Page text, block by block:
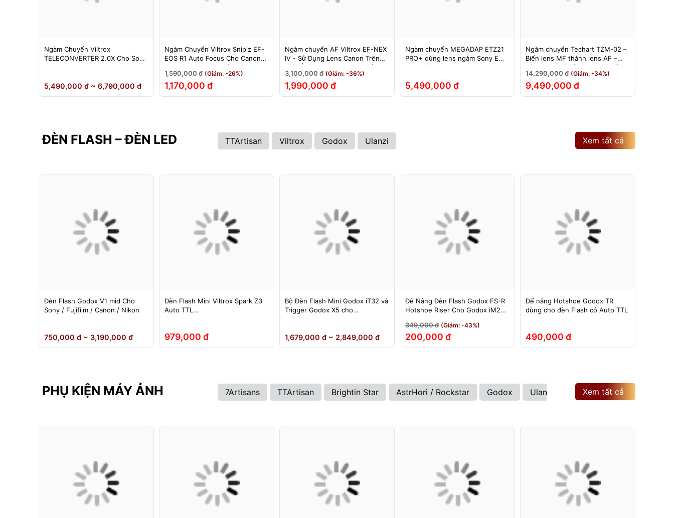
Ngàm Chuyển Viltrox
TELECONVERTER 2.0X Cho Sony
5,490,000 đ ~ 6,790,000 đ
Ngàm Chuyển Viltrox Snipiz EF-
EOS R1 Auto Focus Cho Canon
EOS R/RP/R5/R6 - Bảo Hành 12
Tháng 1 Đổi 1
1,590,000 đ (Giảm: -26%)
1,170,000 đ
Ngàm chuyển AF Viltrox EF-NEX
IV - Sử Dụng Lens Canon Trên
Máy Ảnh Sony E-Mount - Bảo
Hành 12 Tháng.
3,100,000 đ (Giảm: -36%)
1,990,000 đ
Ngàm chuyển MEGADAP ETZ21
PRO+ dùng lens ngàm Sony E
cho máy Nikon Z – Adapter
5,490,000 đ
Ngàm chuyển Techart TZM-02 –
Biến lens MF thành lens AF –
Dùng cho máy ảnh Nikon Z sử
dụng các ống kính ngàm Leica M
14,290,000 đ (Giảm: -34%)
9,490,000 đ
ĐÈN FLASH – ĐÈN LED TTArtisan Viltrox Godox Ulanzi Xem tất cả
Đèn Flash Godox V1 mid Cho
Sony / Fujifilm / Canon / Nikon
750,000 đ ~ 3,190,000 đ
Đèn Flash Mini Viltrox Spark Z3
Auto TTL
(Fuji/Sony/Canon/Nikon)
979,000 đ
Bộ Đèn Flash Mini Godox iT32 và
Trigger Godox X5 cho
1,679,000 đ ~ 2,849,000 đ
Đế Nâng Đèn Flash Godox FS-R
Hotshoe Riser Cho Godox iM20
iA32 Lux Cadet
349,000 đ (Giảm: -43%)
200,000 đ
Đế nâng Hotshoe Godox TR
dùng cho đèn Flash có Auto TTL
490,000 đ
PHỤ KIỆN MÁY ẢNH 7Artisans TTArtisan Brightin Star AstrHori / Rockstar Godox Ulanzi Kenko Hoya
Xem tất cả